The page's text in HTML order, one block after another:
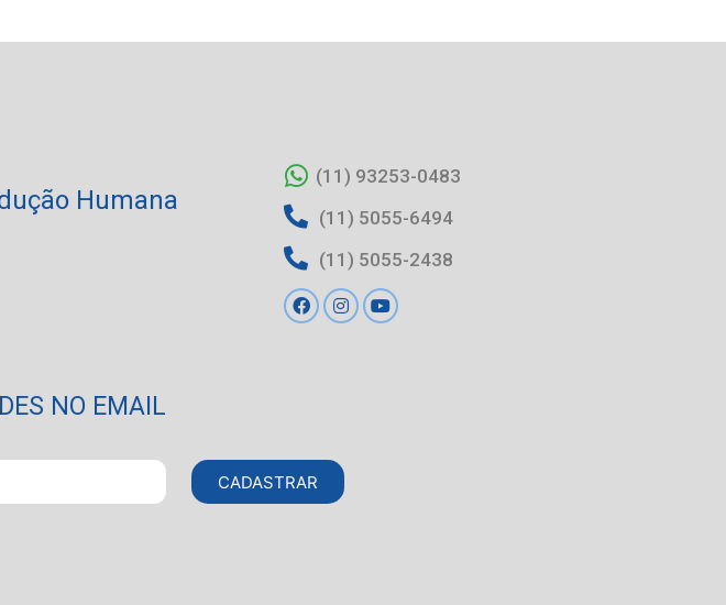
Humana
(11) 93253-0483
(11) 5055-6494
(11) 5055-2438
NO EMAIL
CADASTRAR